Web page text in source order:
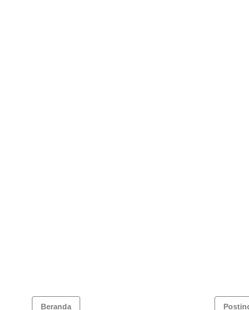
Beranda